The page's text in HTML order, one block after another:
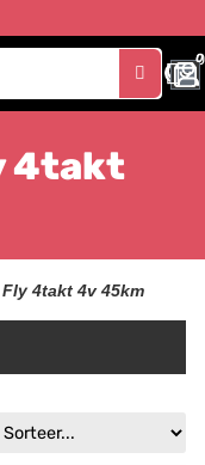
0
0
4takt
4takt 4v 45km